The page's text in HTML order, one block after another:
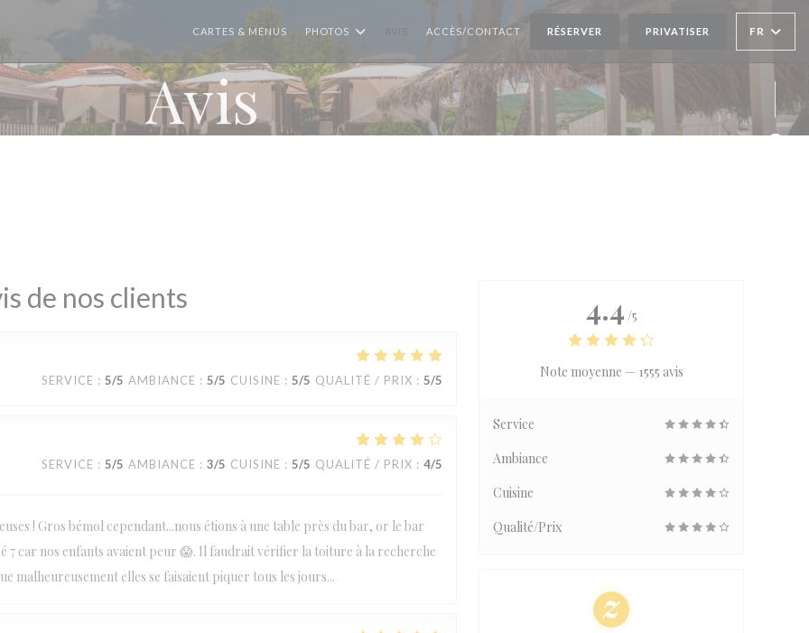
CARTES & MENUS PHOTOS AVIS ACCÈS/CONTACT RÉSERVER PRIVATISER FR
Avis
de nos clients
SERVICE : 5/5 AMBIANCE : 5/5 CUISINE : 5/5 QUALITÉ / PRIX : 5/5
SERVICE : 5/5 AMBIANCE : 3/5 CUISINE : 5/5 QUALITÉ / PRIX : 4/5
! Gros bémol cependant...nous étions à une table près du bar, or le bar
7 car nos enfants avaient peur 😱. Il faudrait vérifier la toiture à la recherche
malheureusement elles se faisaient piquer tous les jours...
4.4 /5
Note moyenne — 1555 avis
Service
Ambiance
Cuisine
Qualité/Prix